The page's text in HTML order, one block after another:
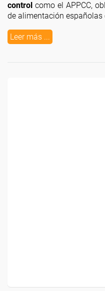
control como el APPCC,
de alimentación españolas
Leer más ...